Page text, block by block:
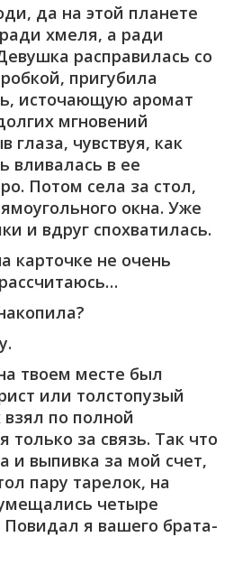
да на этой планете
хмеля, а ради
расправилась со
пригубила
источающую аромат
мгновений
глаза, чувствуя, как
вливалась в ее
Потом села за стол,
окна. Уже
и вдруг спохватилась.
карточке не очень
твоем месте был
или толстопузый
по полной
только за связь. Так что
и выпивка за мой счет,
пару тарелок, на
четыре
я вашего брата-